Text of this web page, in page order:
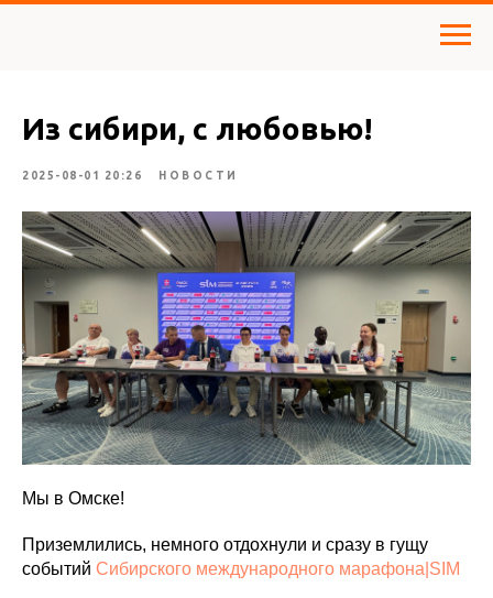
Из сибири, с любовью!
2025-08-01 20:26 НОВОСТИ
Мы в Омске!
Приземлились, немного отдохнули и сразу в гущу
событий Сибирского международного марафона|SIM